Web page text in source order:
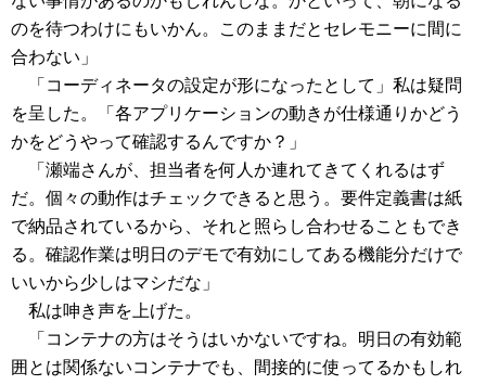
のを待つわけにもいかん。このままだとセレモニーに間に
合わない」
「コーディネータの設定が形になったとして」私は疑問
を呈した。「各アプリケーションの動きが仕様通りかどう
かをどうやって確認するんですか？」
「瀬端さんが、担当者を何人か連れてきてくれるはず
だ。個々の動作はチェックできると思う。要件定義書は紙
で納品されているから、それと照らし合わせることもでき
る。確認作業は明日のデモで有効にしてある機能分だけで
いいから少しはマシだな」
私は呻き声を上げた。
「コンテナの方はそうはいかないですね。明日の有効範
囲とは関係ないコンテナでも、間接的に使ってるかもしれ